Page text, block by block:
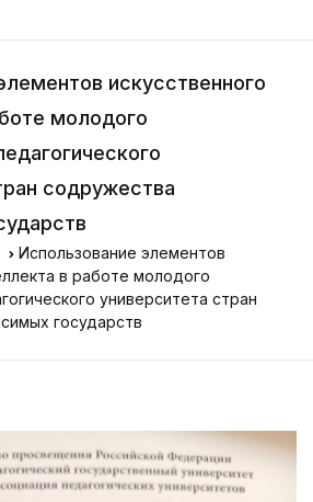
искусственного
молодого
содружества
Использование элементов
в работе молодого
университета стран
государств